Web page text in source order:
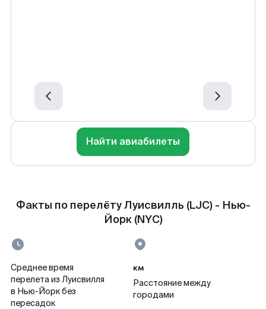
Найти авиабилеты
Факты по перелёту Луисвилль (LJC) - Нью-
Йорк (NYC)
Среднее время
перелета из Луисвилля
в Нью-Йорк без
пересадок
км
Расстояние между
городами